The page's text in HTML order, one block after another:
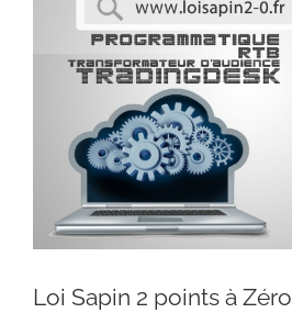
agrandie
Loi Sapin 2 points à Zéro